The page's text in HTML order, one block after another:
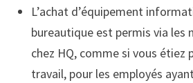
L’achat d’équipement
bureautique est permis via les
chez HQ, comme si vous étiez
travail, pour les employés